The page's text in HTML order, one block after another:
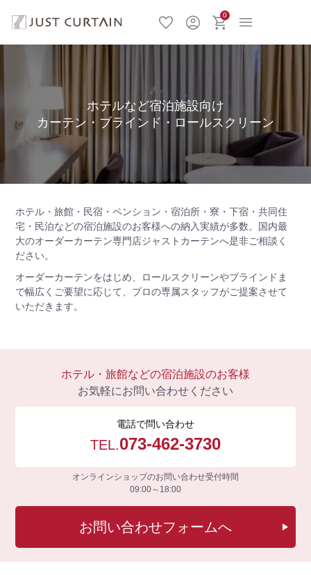
0
ホテルなど宿泊施設向け
カーテン・ブラインド・ロールスクリーン
ホテル・旅館・民宿・ペンション・宿泊所・寮・下宿・共同住
宅・民泊などの宿泊施設のお客様への納入実績が多数。国内最
大のオーダーカーテン専門店ジャストカーテンへ是非ご相談く
ださい。
オーダーカーテンをはじめ、ロールスクリーンやブラインドま
で幅広くご要望に応じて、プロの専属スタッフがご提案させて
いただきます。
ホテル・旅館などの宿泊施設のお客様
お気軽にお問い合わせください
電話で問い合わせ
TEL.073-462-3730
オンラインショップのお問い合わせ受付時間
09:00～18:00
お問い合わせフォームへ